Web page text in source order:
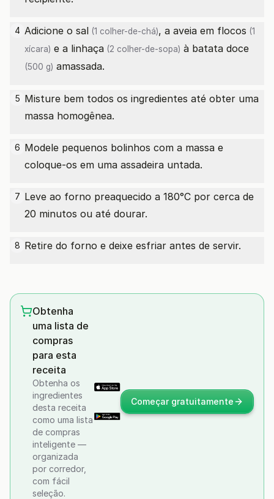
4 Adicione o sal (1 colher-de-chá), a aveia em flocos (1
xícara) e a linhaça (2 colher-de-sopa) à batata doce
(500 g) amassada.
5 Misture bem todos os ingredientes até obter uma
massa homogênea.
6 Modele pequenos bolinhos com a massa e
coloque-os em uma assadeira untada.
7 Leve ao forno preaquecido a 180°C por cerca de
20 minutos ou até dourar.
8 Retire do forno e deixe esfriar antes de servir.
Obtenha
uma lista de
compras
para esta
receita
Obtenha os
ingredientes
desta receita
como uma lista
de compras
inteligente —
organizada
por corredor,
com fácil
seleção.
Começar gratuitamente